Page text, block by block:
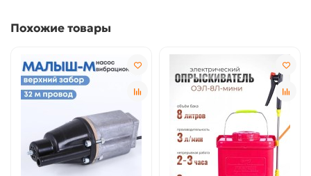
Похожие товары